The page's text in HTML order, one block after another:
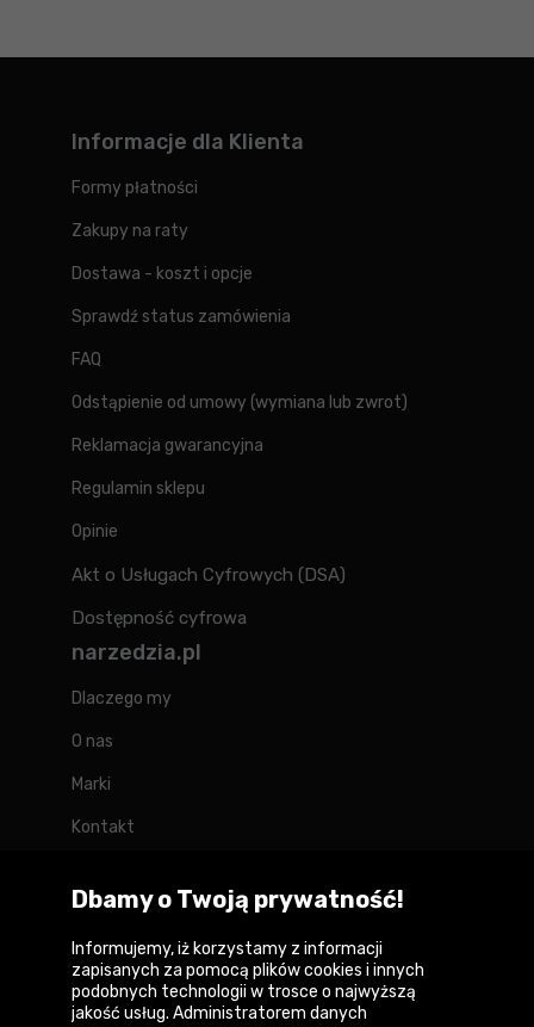
Informacje dla Klienta
Formy płatności
Zakupy na raty
Dostawa - koszt i opcje
Sprawdź status zamówienia
FAQ
Odstąpienie od umowy (wymiana lub zwrot)
Reklamacja gwarancyjna
Regulamin sklepu
Opinie
Akt o Usługach Cyfrowych (DSA)
Dostępność cyfrowa
narzedzia.pl
Dlaczego my
O nas
Marki
Kontakt
Forum
Dbamy o Twoją prywatność!
Informujemy, iż korzystamy z informacji
zapisanych za pomocą plików cookies i innych
podobnych technologii w trosce o najwyższą
jakość usług. Administratorem danych